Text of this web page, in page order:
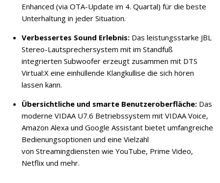
Enhanced (via OTA-Update im 4. Quartal) für die beste
Unterhaltung in jeder Situation.
Verbessertes Sound Erlebnis: Das leistungsstarke JBL
Stereo-Lautsprechersystem mit im Standfuß
integrierten Subwoofer erzeugt zusammen mit DTS
Virtual:X eine einhüllende Klangkullise die sich hören
lassen kann.
Übersichtliche und smarte Benutzeroberfläche: Das
moderne VIDAA U7.6 Betriebssystem mit VIDAA Voice,
Amazon Alexa und Google Assistant bietet umfangreiche
Bedienungsoptionen und eine Vielzahl
von Streamingdiensten wie YouTube, Prime Video,
Netflix und mehr.